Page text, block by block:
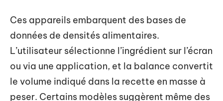
Ces appareils embarquent des bases de
données de densités alimentaires.
L’utilisateur sélectionne l’ingrédient sur l’écran
ou via une application, et la balance convertit
le volume indiqué dans la recette en masse à
peser. Certains modèles suggèrent même des